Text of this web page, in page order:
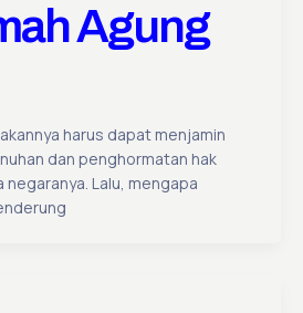
Agung
harus dapat menjamin
dan penghormatan hak
negaranya. Lalu, mengapa